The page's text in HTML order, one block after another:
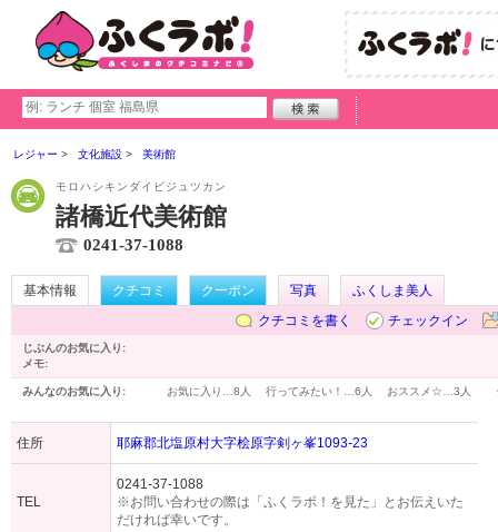
レジャー 文化施設 美術館
モロハシキンダイビジュツカン
諸橋近代美術館
0241-37-1088
基本情報 クチコミ クーポン 写真
ふくしま美人
クチコミを書く
チェックイン
じぶんのお気に入り:
メモ:
みんなのお気に入り: お気に入り… 8人 行ってみたい！… 6人 おススメ☆… 3人
住所 耶麻郡北塩原村大字桧原字剣ヶ峯1093-23
TEL
0241-37-1088
※お問い合わせの際は「ふくラボ！を見た」とお伝えいた
だければ幸いです。